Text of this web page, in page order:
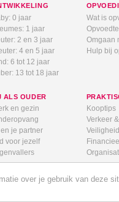
over je gebruik van deze
0 jaar
1 jaar
2 en 3 jaar
4 en 5 jaar
6 tot 12 jaar
13 tot 18 jaar
Wat is
Omgaan
Hulp bij
ALS OUDER
en gezin
je partner
voor jezelf
Kooptips
Verkeer
Veiligheid